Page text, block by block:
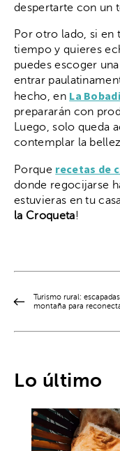
despertarte con un
Por otro lado, si en
tiempo y quieres
puedes escoger
entrar
hecho, en La
prepararán con
Luego, solo queda
contemplar la
Porque recetas de
donde regocijarse
estuvieras en tu
la Croqueta!
Turismo rural:
montaña para
Lo último